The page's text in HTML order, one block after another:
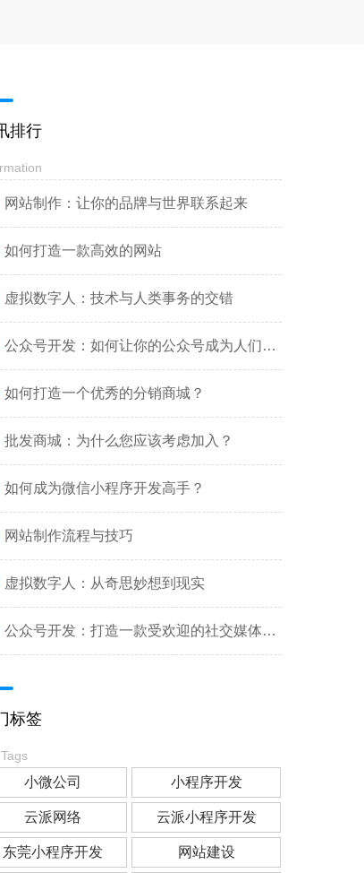
排行
网站制作：让你的品牌与世界联系起来
如何打造一款高效的网站
虚拟数字人：技术与人类事务的交错
公众号开发：如何让你的公众号成为人们心
中的第一选择
如何打造一个优秀的分销商城？
批发商城：为什么您应该考虑加入？
如何成为微信小程序开发高手？
网站制作流程与技巧
虚拟数字人：从奇思妙想到现实
公众号开发：打造一款受欢迎的社交媒体应
标签
小微公司 小程序开发
云派网络 云派小程序开发
东莞小程序开发 网站建设